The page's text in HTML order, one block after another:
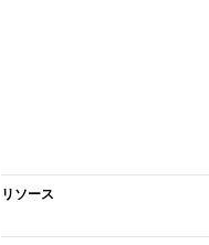
リソース